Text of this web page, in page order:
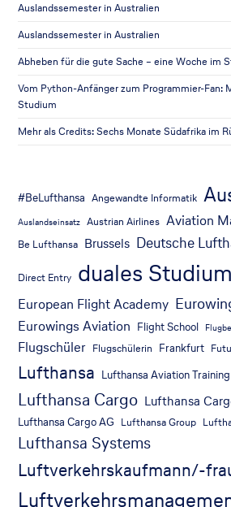
Auslandssemester in Australien
Auslandssemester in Australien
Abheben für die gute Sache – eine Woche im
Vom Python-Anfänger zum Programmier-Fan:
Studium
Mehr als Credits: Sechs Monate Südafrika im
#BeLufthansa Angewandte Informatik
Auslandseinsatz Austrian Airlines Aviation
Be Lufthansa Brussels Deutsche
Direct Entry duales Studium
European Flight Academy
Eurowings Aviation Flight School
Flugschüler Flugschülerin Frankfurt
Lufthansa Lufthansa Aviation Training
Lufthansa Cargo Lufthansa
Lufthansa Cargo AG Lufthansa Group
Lufthansa Systems
Luftverkehrskaufmann/-